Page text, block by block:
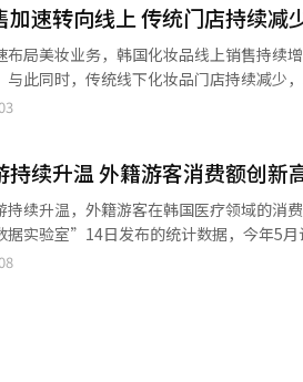
亿韩元，同比增长47.3%。 整体消费增长主要由中国游客推动。5月份，中国游
增长了214.0%。按行业划分，购物业（
最高，达到了206.1%。玩具和娱乐设备（191.4%）、
153.9%）紧随其后。百货商店（89.2%）
分的
科等美容治疗后，明显表现出在附近药店
店销售额同比增长了1万5249%，成水2
釜山海云台区的药店销售额也激增了1万2828%。 ◆ 2030年轻
加速转向线上 传统门店持续减
布局美妆业务，韩国化妆品线上销售持续
同时，传统线下化妆品门店持续减少，韩国美
度，韩国外卖平台外卖的民族（Baemin
今年5月韩国网络购物交易额同比增长
物交易额达到1.5661万亿韩元，同比增长
化妆品交易额同比增长11.1%，专业美妆
形成鲜明对比的是，线下化妆品门店数
3.4546万家，同比减少5.6%；较2023年5月创
持续升温 外籍游客消费额创新
，外籍游客在韩国医疗领域的消费额再创历史新高。 据韩国旅
实验室”14日发布的统计数据，今年5
增长0.5%，刷新历史纪录。所谓医疗消